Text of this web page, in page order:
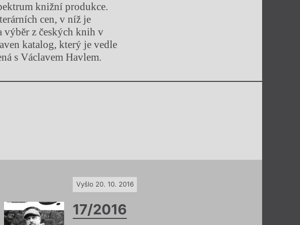
knižní produkce.
cen, v níž je
výběr z českých knih v
katalog, který je vedle
s Václavem Havlem.
Vyšlo 20. 10. 2016
17/2016